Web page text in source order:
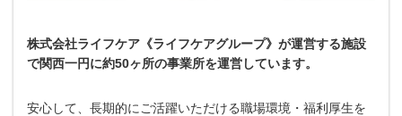
株式会社ライフケア《ライフケアグループ》が運営する施設
で関西一円に約50ヶ所の事業所を運営しています。
安心して、長期的にご活躍いただける職場環境・福利厚生を